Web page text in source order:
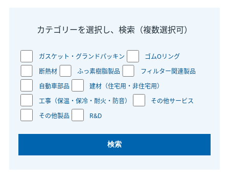
カテゴリーを選択し、検索（複数選択可）
ガスケット・グランドパッキン
ゴムOリング
断熱材
ふっ素樹脂製品
フィルター関連製品
自動車部品
建材（住宅用・非住宅用）
工事（保温・保冷・耐火・防音）
その他サービス
その他製品
R&D